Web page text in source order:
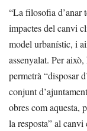
“La filosofia d’anar
impactes del canvi
model urbanístic, i
assenyalat. Per
permetrà “disposar
conjunt
obres com aquesta,
la resposta” al